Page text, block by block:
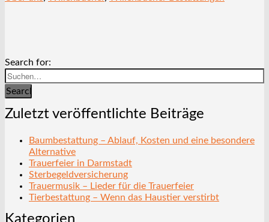
Search for:
Search
Zuletzt veröffentlichte Beiträge
Baumbestattung – Ablauf, Kosten und eine besondere
Alternative
Trauerfeier in Darmstadt
Sterbegeldversicherung
Trauermusik – Lieder für die Trauerfeier
Tierbestattung – Wenn das Haustier verstirbt
Kategorien